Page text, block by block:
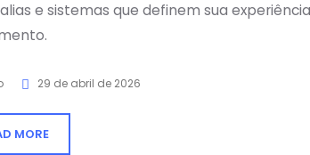
e sistemas que definem sua
29 de abril de 2026
MORE